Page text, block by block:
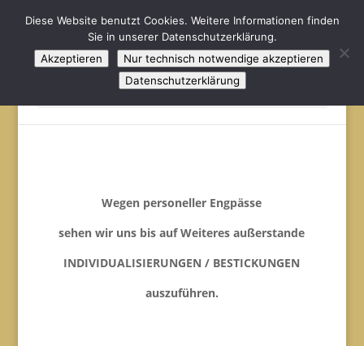
Wegen personeller Engpässe
sehen wir uns bis auf Weiteres außerstande
INDIVIDUALISIERUNGEN / BESTICKUNGEN
auszuführen.
Diese Website benutzt Cookies. Weitere Informationen finden
Sie in unserer Datenschutzerklärung.
Akzeptieren
Nur technisch notwendige akzeptieren
Datenschutzerklärung